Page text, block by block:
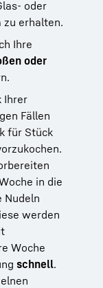
oder
zu erhalten.
Ihre
oder
Ihrer
Fällen
für Stück
in die
Nudeln
werden
Woche
schnell.